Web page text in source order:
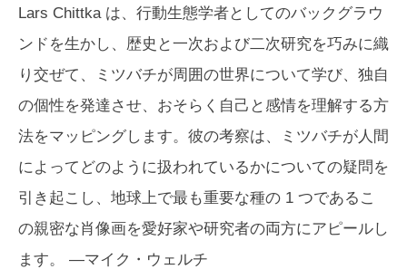
Lars Chittka は、行動生態学者としてのバックグラウ
ンドを生かし、歴史と一次および二次研究を巧みに織
り交ぜて、ミツバチが周囲の世界について学び、独自
の個性を発達させ、おそらく自己と感情を理解する方
法をマッピングします。彼の考察は、ミツバチが人間
によってどのように扱われているかについての疑問を
引き起こし、地球上で最も重要な種の 1 つであるこ
の親密な肖像画を愛好家や研究者の両方にアピールし
ます。 —マイク・ウェルチ